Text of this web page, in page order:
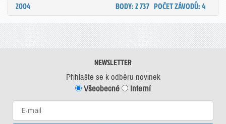
2004
POČET ZÁVODŮ: 4
BODY: 2 737
NEWSLETTER
Přihlašte se k odběru novinek
Všeobecné
Interní